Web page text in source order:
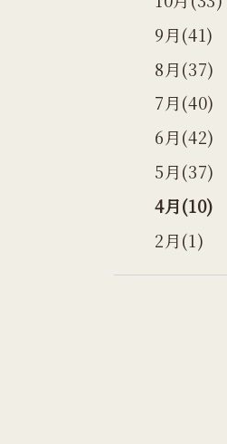
9月(41)
8月(37)
7月(40)
6月(42)
5月(37)
4月(10)
2月(1)